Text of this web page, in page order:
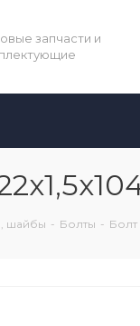
запчасти и
шайбы - Болты - Болт